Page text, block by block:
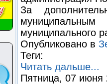
За
муниципального
Опубликовано в
Теги:
Читать дальше...
Пятница, 07 июня